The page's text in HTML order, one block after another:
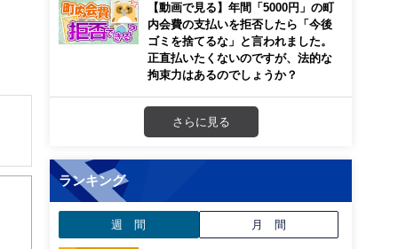
き
【動画で見る】年間「5000円」の町
内会費の支払いを拒否したら「今後
ゴミを捨てるな」と言われました。
正直払いたくないのですが、法的な
拘束力はあるのでしょうか？
さらに見る
ランキング
週 間 月 間